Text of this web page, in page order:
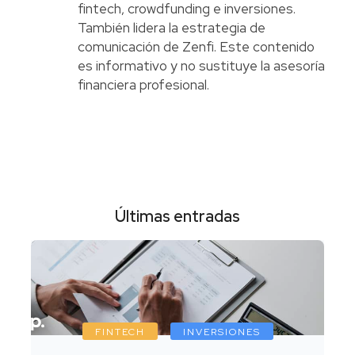
fintech, crowdfunding e inversiones.
También lidera la estrategia de
comunicación de Zenfi. Este contenido
es informativo y no sustituye la asesoría
financiera profesional.
Últimas entradas
FINTECH INVERSIONES